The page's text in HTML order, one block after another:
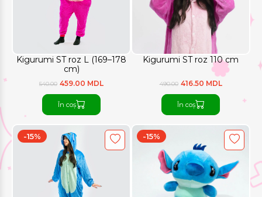
Kigurumi ST roz L (169–178
cm)
540.00 459.00 MDL
În coș
Kigurumi ST roz 110 cm
490.00 416.50 MDL
În coș
-15% -15%